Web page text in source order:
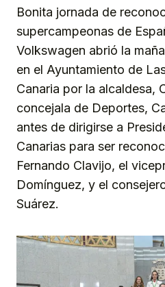
Bonita jornada de
supercampeonas de
Volkswagen abrió la
en el Ayuntamiento de
Canaria por la alcaldesa,
concejala de Deportes,
antes de dirigirse a
Canarias para ser
Fernando Clavijo, el
Domínguez, y el
Suárez.